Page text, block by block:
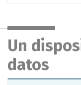
Un
datos